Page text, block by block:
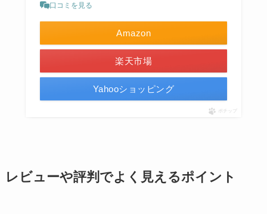
口コミを見る
Amazon
楽天市場
Yahooショッピング
ポチップ
レビューや評判でよく見えるポイント